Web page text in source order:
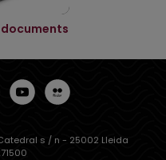
s / n - 25002 Lleida